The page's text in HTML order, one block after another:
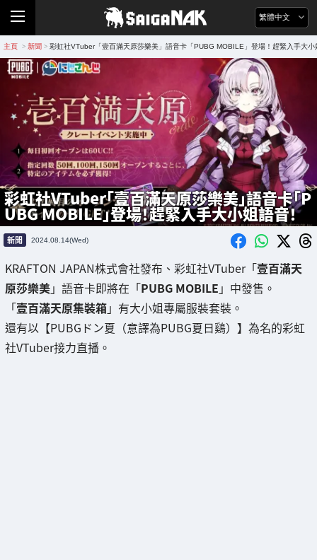
繁體中文
主頁 > 新聞 > 彩虹社VTuber「壹百滿天原莎樂美」語音卡「PUBG MOBILE」登場！趕緊入手大小
彩虹社VTuber「壹百滿天原莎樂美」語音卡「P
UBG MOBILE」登場！趕緊入手大小姐語音！
新聞 2024.08.14(Wed)
KRAFTON JAPAN株式會社發布、彩虹社VTuber「壹百滿天
原莎樂美」語音卡即將在「PUBG MOBILE 」中發售。
「壹百滿天原集裝箱」有大小姐專屬服裝套裝。
還有以【PUBGドン夏（意譯為PUBG夏日鷄）】為名的彩虹
社VTuber接力直播。